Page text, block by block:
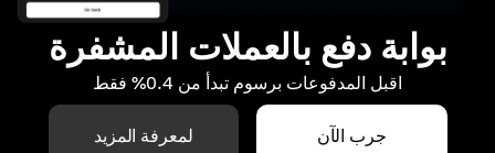
بوابة دفع بالعملات المشفرة
اقبل المدفوعات برسوم تبدأ من 0.4% فقط
جرب الآن لمعرفة المزيد